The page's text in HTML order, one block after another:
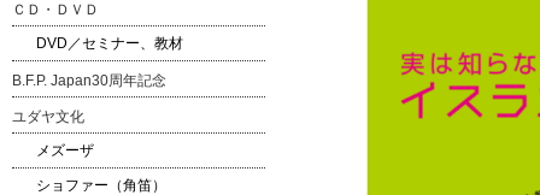
ＣＤ・ＤＶＤ
DVD／セミナー、教材
B.F.P. Japan30周年記念
ユダヤ文化
メズーザ
ショファー（角笛）